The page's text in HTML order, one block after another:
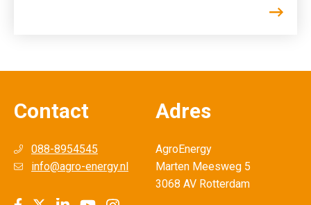
Contact
088-8954545
info@agro-energy.nl
Adres
AgroEnergy
Marten Meesweg 5
3068 AV Rotterdam